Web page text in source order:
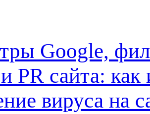
Google,
PR сайта: как
вируса на